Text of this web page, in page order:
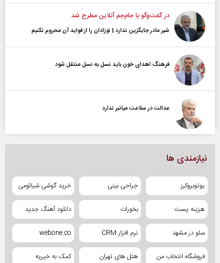
در گفت‌و‌گو با جام‌جم آنلاین مطرح شد
شیر مادر جایگزین ندارد | نوزادان را از فواید آن محروم نکنیم
فرهنگ اهدای خون باید نسل به نسل منتقل شود
عدالت در سلامت میانبر ندارد
نیازمندی ها
یوتوبروکرز جراحی بینی خرید گوشی شیائومی
هزینه پست بخورات دانلود آهنگ جدید
سئو در مشهد نرم افزار CRM webone.co
فروشگاه انتخاب من هتل های تهران کمک به خیریه